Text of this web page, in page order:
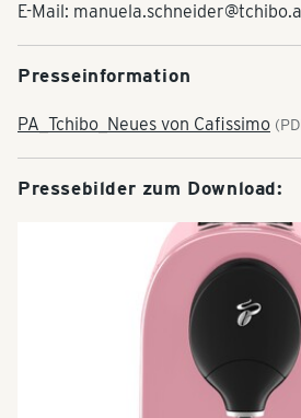
E-Mail:
Presseinformation
PA_Tchibo_Neues von Cafissimo
Pressebilder zum Download: